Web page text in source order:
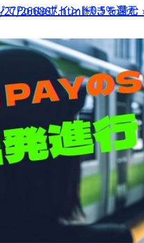
266887.html続きを読む
Pontaポイント0.5%還